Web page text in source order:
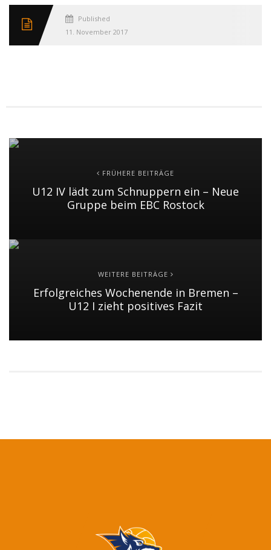
Published
11. November 2017
FRÜHERE BEITRÄGE
U12 IV lädt zum Schnuppern ein – Neue
Gruppe beim EBC Rostock
WEITERE BEITRÄGE
Erfolgreiches Wochenende in Bremen –
U12 I zieht positives Fazit